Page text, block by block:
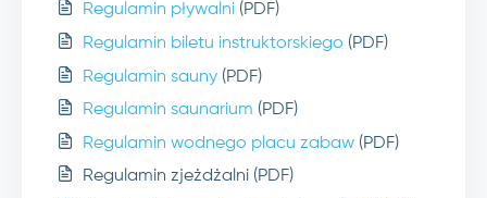
Regulamin pływalni (PDF)
Regulamin biletu instruktorskiego (PDF)
Regulamin sauny (PDF)
Regulamin saunarium (PDF)
Regulamin wodnego placu zabaw (PDF)
Regulamin zjeżdżalni (PDF)